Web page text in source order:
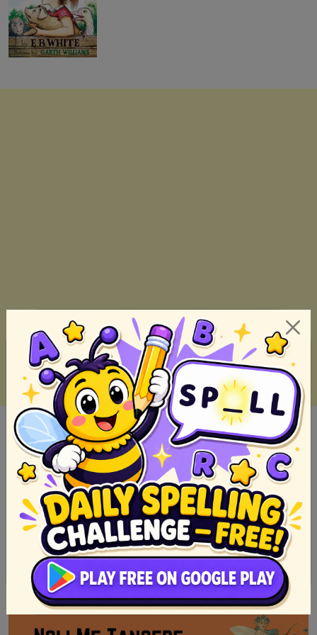
Epiko: Mga Aral mula sa Sinaunang Panitikan ng Pilipinas